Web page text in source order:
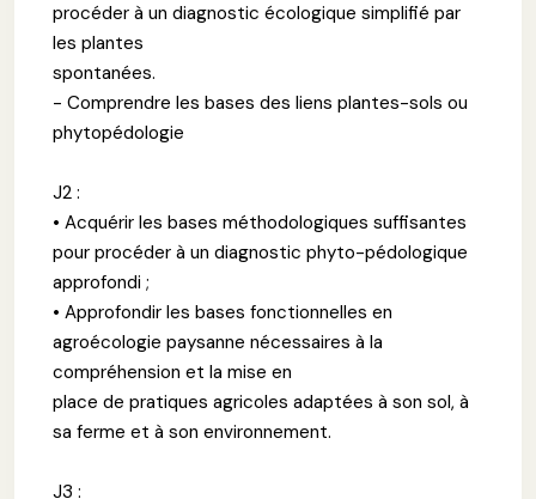
procéder à un diagnostic écologique simplifié par
les plantes
spontanées.
- Comprendre les bases des liens plantes-sols ou
phytopédologie
J2 :
• Acquérir les bases méthodologiques suffisantes
pour procéder à un diagnostic phyto-pédologique
approfondi ;
• Approfondir les bases fonctionnelles en
agroécologie paysanne nécessaires à la
compréhension et la mise en
place de pratiques agricoles adaptées à son sol, à
sa ferme et à son environnement.
J3 :